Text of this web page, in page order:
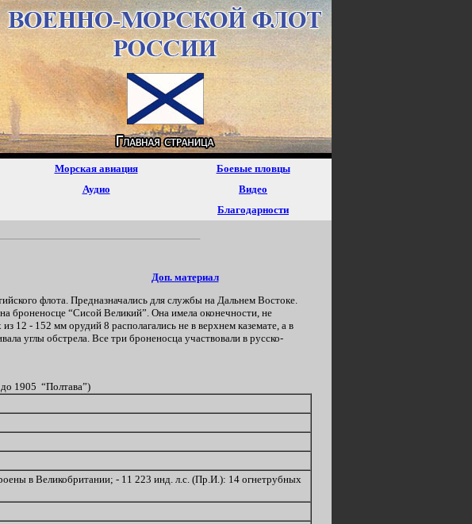
Морская авиация
Боевые пловцы
Аудио
Видео
Благодарности
Доп. материал
флота. Предназначались для службы на Дальнем Востоке.
броненосце “Сисой Великий”. Она имела оконечности, не
12 - 152 мм орудий 8 располагались не в верхнем каземате, а в
углы обстрела. Все три броненосца участвовали в русско-
1905 “Полтава”)
в Великобритании; - 11 223 инд. л.с. (Пр.И.): 14 огнетрубных